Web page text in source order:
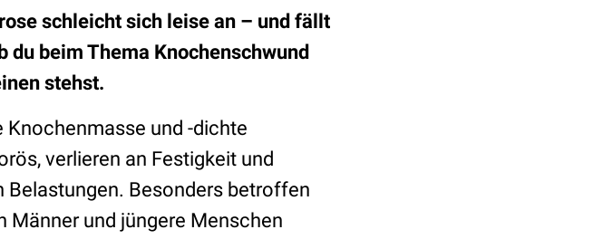
schleicht sich leise an – und fällt
du beim Thema Knochenschwund
stehst.
Knochenmasse und -dichte
verlieren an Festigkeit und
Besonders betroffen
Männer und jüngere Menschen